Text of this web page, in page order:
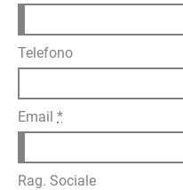
Telefono
Email *
Rag. Sociale